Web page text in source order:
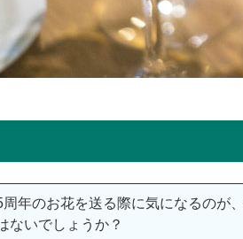
周年のお花を送る際に気になるのが
ないでしょうか？